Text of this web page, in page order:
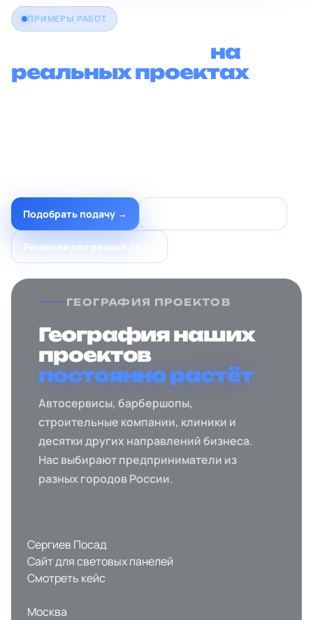
ПРИМЕРЫ РАБОТ
на
реальных проектах
Подобрать подачу →
Решения для разных сфер
ГЕОГРАФИЯ ПРОЕКТОВ
География наших
проектов
постоянно растёт
Автосервисы, барбершопы,
строительные компании, клиники и
десятки других направлений бизнеса.
Нас выбирают предприниматели из
разных городов России.
Сергиев Посад
Сайт для световых панелей
Смотреть кейс
Москва